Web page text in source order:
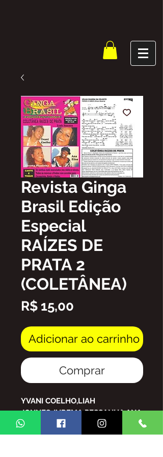
Revista Ginga
Brasil Edição
Especial
RAÍZES DE
PRATA 2
(COLETÂNEA)
R$ 15,00
Adicionar ao carrinho
Comprar
YVANI COELHO,LIAH
JONNES,JUREMA PESSANHA,ANA
ELISA,APARECIDA
CAMARGOS,PURA RAÇA,CIDA